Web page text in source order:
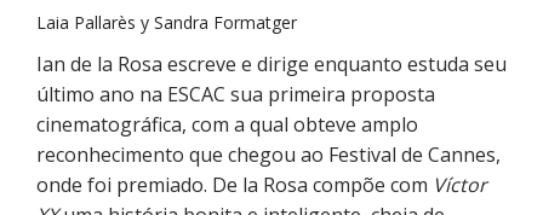
Laia Pallarès y Sandra Formatger
Ian de la Rosa escreve e dirige enquanto estuda seu
último ano na ESCAC sua primeira proposta
cinematográfica, com a qual obteve amplo
reconhecimento que chegou ao Festival de Cannes,
onde foi premiado. De la Rosa compõe com Víctor